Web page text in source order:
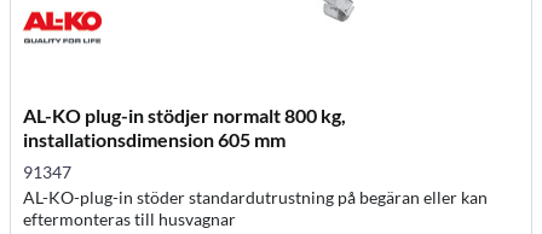
AL-KO plug-in stödjer normalt 800 kg,
installationsdimension 605 mm
91347
AL-KO-plug-in stöder standardutrustning på begäran eller kan
eftermonteras till husvagnar